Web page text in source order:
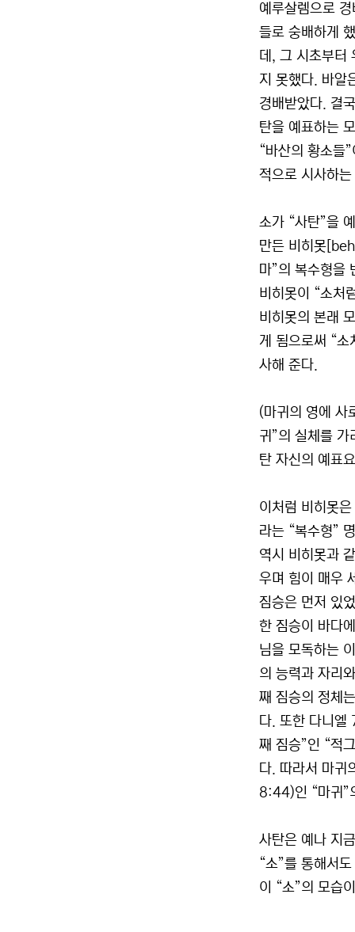
예루살렘으로
들로 숭배하게
데, 그 시초부터
지 못했다. 바알
경배받았다. 결
탄을 예표하는
“바산의 황소들
적으로 시사하
소가 “사탄”을
만든 비히못
마”의 복수형을
비히못이 “소처
비히못의 본래
게 됨으로써 “
사해 준다.
(마귀의 영에 사
귀”의 실체를
탄 자신의 예표
이처럼 비히못
라는 “복수형”
역시 비히못과
우며 힘이 매우
짐승은 먼저 있
한 짐승이 바다
님을 모독하는
의 능력과 자리
째 짐승의 정체
다. 또한 다니엘
째 짐승”인 “적
다. 따라서 마귀
8:44)인 “마귀”
사탄은 예나 지
“소”를 통해서
이 “소”의 모습